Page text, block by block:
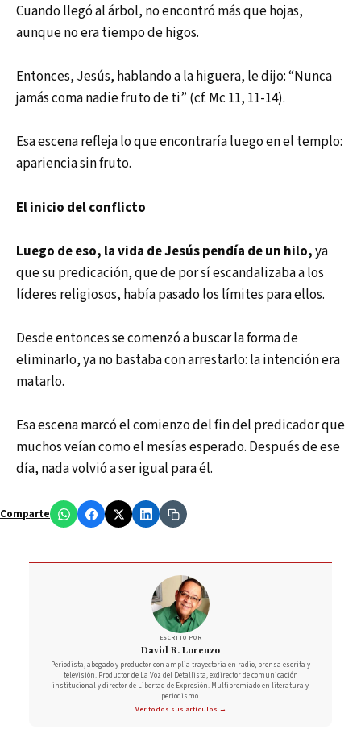
Cuando llegó al árbol, no encontró más que hojas,
aunque no era tiempo de higos.
Entonces, Jesús, hablando a la higuera, le dijo: “Nunca
jamás coma nadie fruto de ti” (cf. Mc 11, 11-14).
Esa escena refleja lo que encontraría luego en el templo:
apariencia sin fruto.
El inicio del conflicto
Luego de eso, la vida de Jesús pendía de un hilo,ya
que su predicación, que de por sí escandalizaba a los
líderes religiosos, había pasado los límites para ellos.
Desde entonces se comenzó a buscar la forma de
eliminarlo, ya no bastaba con arrestarlo: la intención era
matarlo.
Esa escena marcó el comienzo del fin del predicador que
muchos veían como el mesías esperado. Después de ese
día, nada volvió a ser igual para él.
Comparte
ESCRITO POR
David R. Lorenzo
Periodista, abogado y productor con amplia trayectoria en radio, prensa escrita y
televisión. Productor de La Voz del Detallista, exdirector de comunicación
institucional y director de Libertad de Expresión. Multipremiado en literatura y
periodismo.
Ver todos sus artículos →